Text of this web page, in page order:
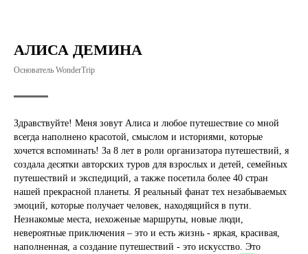
АЛИСА ДЕМИНА
Основатель WonderTrip
Здравствуйте! Меня зовут Алиса и любое путешествие со мной
всегда наполнено красотой, смыслом и историями, которые
хочется вспоминать! За 8 лет в роли организатора путешествий, я
создала десятки авторских туров для взрослых и детей, семейных
путешествий и экспедиций, а также посетила более 40 стран
нашей прекрасной планеты. Я реальный фанат тех незабываемых
эмоций, которые получает человек, находящийся в пути.
Незнакомые места, нехоженые маршруты, новые люди,
невероятные приключения – это и есть жизнь - яркая, красивая,
наполненная, а создание путешествий - это искусство. Это